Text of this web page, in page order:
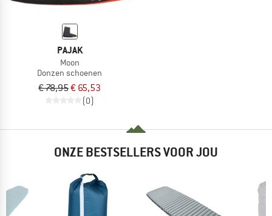
PAJAK
Moon
Donzen schoenen
€ 78,95€ 65,53
(0)
ONZE BESTSELLERS VOOR JOU